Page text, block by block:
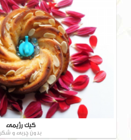
کیک رژیمی
بدون چربی و شکر